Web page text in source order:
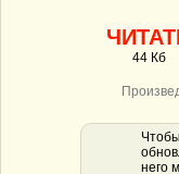
44 Кб
него